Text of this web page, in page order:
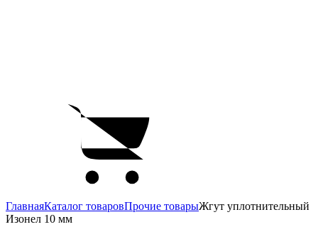
ГлавнаяКаталог товаровПрочие товарыЖгут уплотнительный
Изонел 10 мм